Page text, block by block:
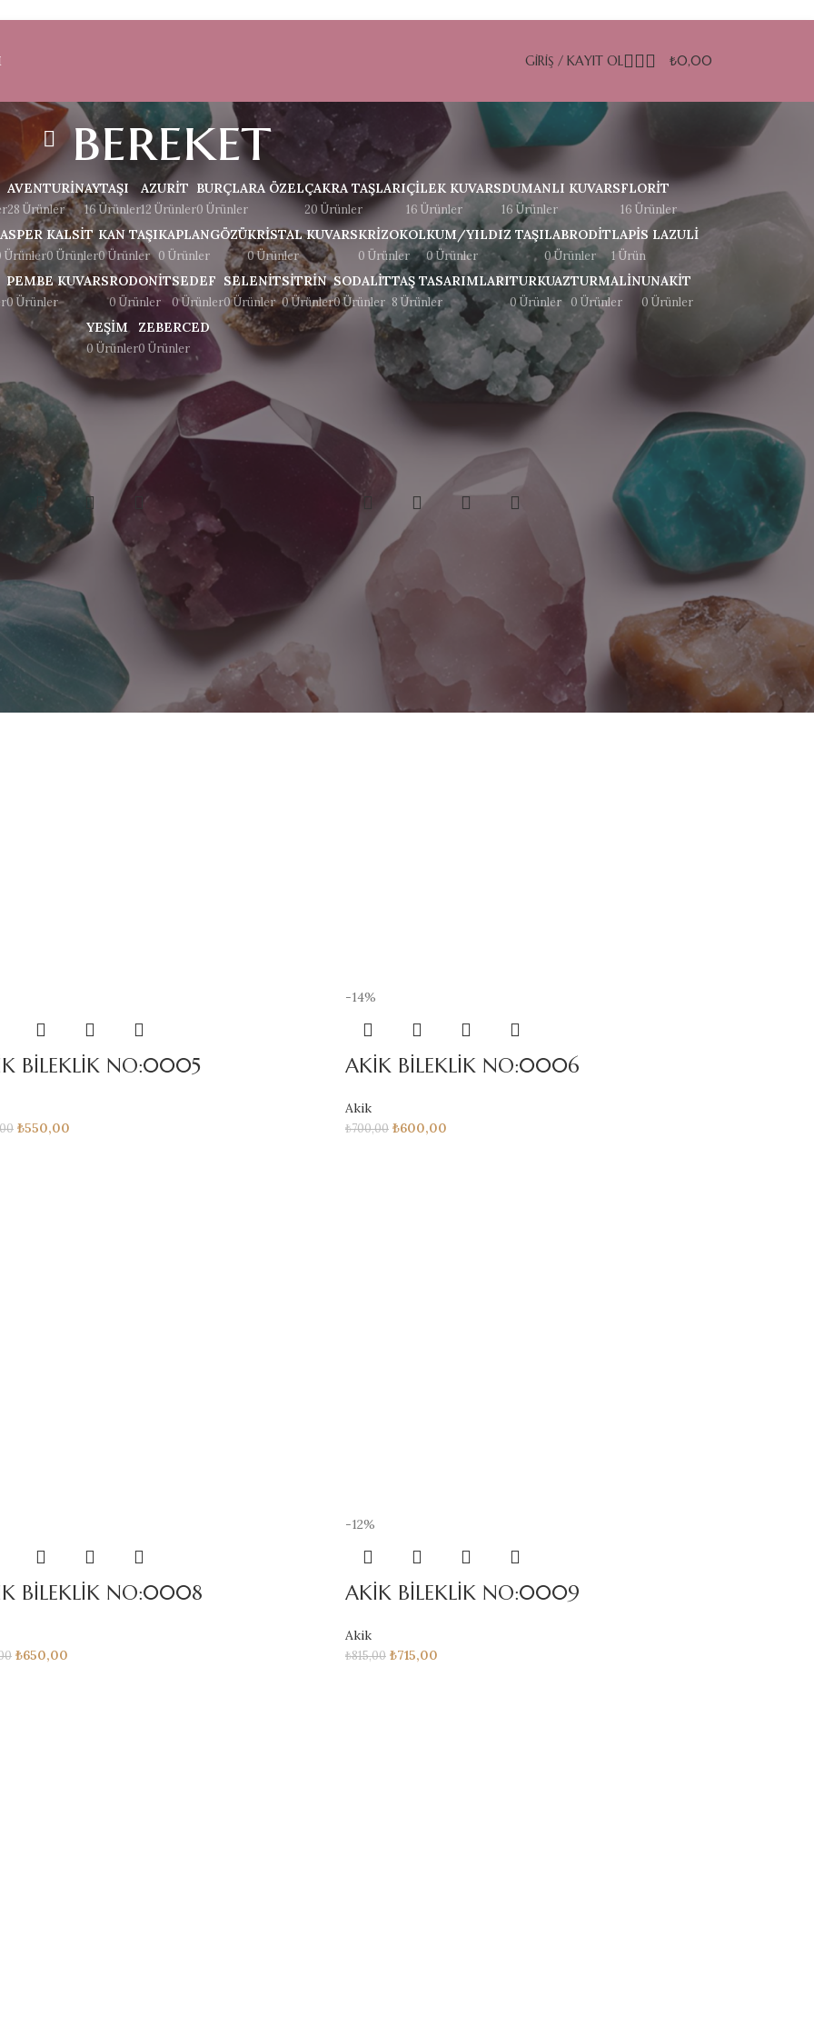
GIRIŞ / KAYIT OL ₺0,00
bereket
AVENTURIN
28 Ürünler
AYTAŞI
16 Ürünler
AZURIT
12 Ürünler
BURÇLARA ÖZEL
0 Ürünler
ÇAKRA TAŞLARI
20 Ürünler
ÇILEK KUVARS
16 Ürünler
DUMANLI KUVARS
16 Ürünler
FLORIT
16 Ürünler
Ürünler
KALSIT
0 Ürünler
KAN TAŞI
0 Ürünler
KAPLANGÖZÜ
0 Ürünler
KRISTAL KUVARS
0 Ürünler
KRIZOKOL
0 Ürünler
KUM/YILDIZ TAŞI
0 Ürünler
LABRODIT
0 Ürünler
LAPIS LAZULI
1 Ürün
PEMBE KUVARS
0 Ürünler
RODONIT
0 Ürünler
SEDEF
0 Ürünler
SELENIT
0 Ürünler
SITRIN
0 Ürünler
SODALIT
0 Ürünler
TAŞ TASARIMLARI
8 Ürünler
TURKUAZ
0 Ürünler
TURMALIN
0 Ürünler
UNAKIT
0 Ürünler
YEŞIM
0 Ürünler
ZEBERCED
0 Ürünler
12 18 24
BİLEKLİK NO:0002
-16%
AKİK BİLEKLİK NO:0003
Akik
BİLEKLİK NO:0005
₺550,00
-14%
AKİK BİLEKLİK NO:0006
Akik
₺700,00 ₺600,00
BİLEKLİK NO:0008
₺650,00
-12%
AKİK BİLEKLİK NO:0009
Akik
₺815,00 ₺715,00